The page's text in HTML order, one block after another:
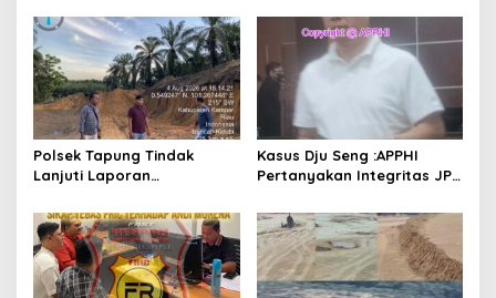
Indonesia
Polsek Tapung Tindak
Lanjuti Laporan
Penambangan Ilegal di
Desa Bencah Kelubi
Kasus Dju Seng :APPHI
Pertanyakan Integritas JPU
“Main Mata” Kroni Eks-
Jampidsus